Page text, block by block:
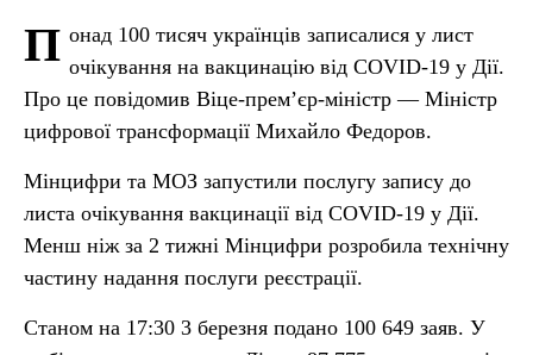
П онад 100 тисяч українців записалися у лист
очікування на вакцинацію від COVID-19 у Дії.
Про це повідомив Віце-прем’єр-міністр — Міністр
цифрової трансформації Михайло Федоров.
Мінцифри та МОЗ запустили послугу запису до
листа очікування вакцинації від COVID-19 у Дії.
Менш ніж за 2 тижні Мінцифри розробила технічну
частину надання послуги реєстрації.
Станом на 17:30 3 березня подано 100 649 заяв. У